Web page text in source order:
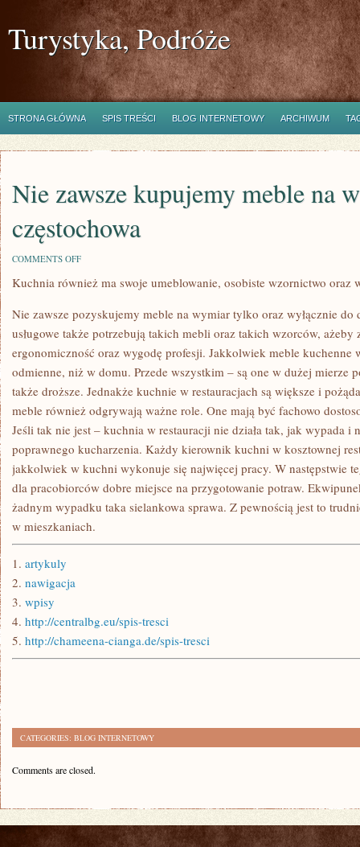
Turystyka, Podróże
STRONA GŁÓWNA SPIS TREŚCI BLOG INTERNETOWY ARCHIWUM
Nie zawsze kupujemy meble na
częstochowa
COMMENTS OFFON
ZAWSZE
NA
WYMIAR
CZĘSTOCHOWA
Kuchnia również ma swoje umeblowanie, osobiste wzornictwo oraz
Nie zawsze pozyskujemy meble na wymiar tylko oraz wyłącznie
usługowe także potrzebują takich mebli oraz takich wzorców, ażeby
ergonomiczność oraz wygodę profesji. Jakkolwiek meble kuchenne
odmienne, niż w domu. Przede wszystkim – są one w dużej mierze
także droższe. Jednakże kuchnie w restauracjach są większe i
meble również odgrywają ważne role. One mają być fachowo
Jeśli tak nie jest – kuchnia w restauracji nie działa tak, jak wypada i
poprawnego kucharzenia. Każdy kierownik kuchni w kosztownej
jakkolwiek w kuchni wykonuje się najwięcej pracy. W następstwie
dla pracobiorców dobre miejsce na przygotowanie potraw.
żadnym wypadku taka sielankowa sprawa. Z pewnością jest to
w mieszkaniach.
1. artykuly
2. nawigacja
3. wpisy
4. http://centralbg.eu/spis-tresci
5. http://chameena-cianga.de/spis-tresci
CATEGORIES: BLOG INTERNETOWY
Comments are closed.